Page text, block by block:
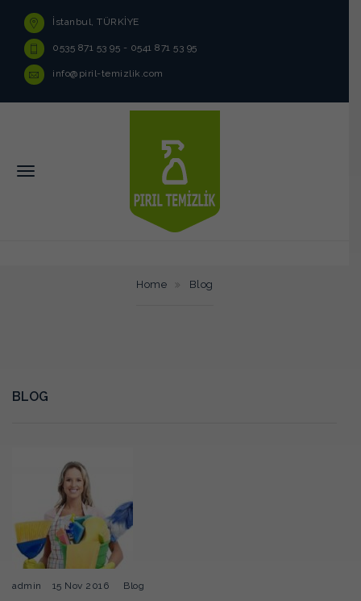
İstanbul, TÜRKİYE
0535 871 53 95 - 0541 871 53 95
info@piril-temizlik.com
Home Blog
BLOG
admin 15 Nov 2016 Blog